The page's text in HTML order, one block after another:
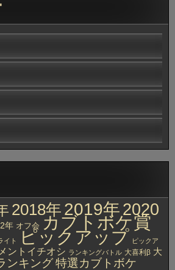
2018年 2019年2020
年 オフ会 カブトボケ賞
イト ピックアップ ピックア
ントイチオシ ランキングバトル 大喜利β 大
ンキング特選カブトボケ